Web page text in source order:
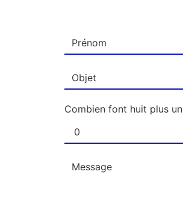
Combien font huit plus un